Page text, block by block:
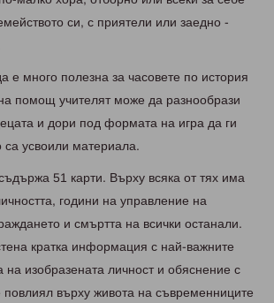
си, с приятели или заедно -
е много полезна за часовете по история
помощ учителят може да разнообрази
и дори под формата на игра да ги
са усвоили материала.
51 карти. Върху всяка от тях има
години на управление на
и смъртта на всички останали.
кратка информация с най-важните
на изобразената личност и обяснение с
повлиял върху живота на съвременниците